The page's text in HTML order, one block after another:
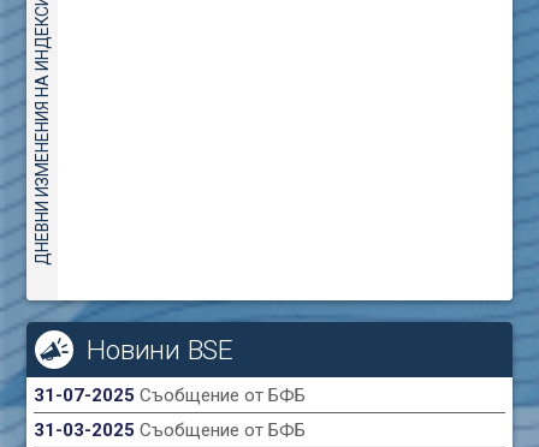
ДНЕВНИ ИЗМЕНЕНИЯ НА ИНДЕКСИТЕ
Новини BSE
31-07-2025Съобщение от БФБ
31-03-2025Съобщение от БФБ